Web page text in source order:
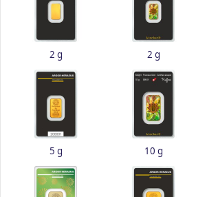
2 g 2 g
5 g 10 g